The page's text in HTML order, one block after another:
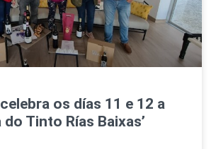
os días 11 e 12 a
do Tinto Rías Baixas’